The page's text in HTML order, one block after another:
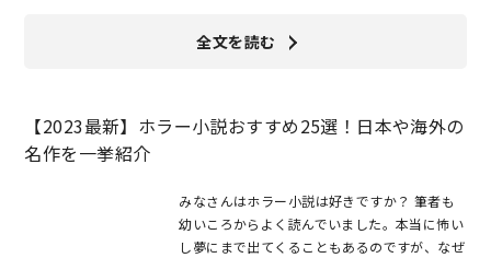
全文を読む
【2023最新】ホラー小説おすすめ25選！日本や海外の
名作を一挙紹介
みなさんはホラー小説は好きですか？ 筆者も
幼いころからよく読んでいました。本当に怖い
し夢にまで出てくることもあるのですが、なぜ